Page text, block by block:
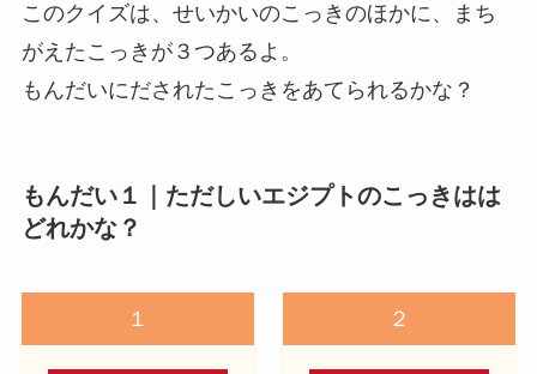
このクイズは、せいかいのこっきのほかに、まち
がえたこっきが３つあるよ。
もんだいにだされたこっきをあてられるかな？
もんだい１｜ただしいエジプトのこっきはは
どれかな？
１ ２